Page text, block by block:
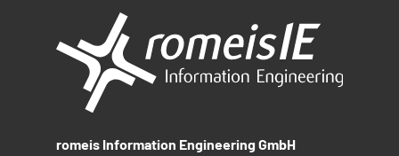
romeis Information Engineering GmbH